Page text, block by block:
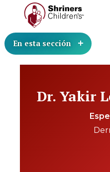
En esta sección
Dr. Yakir